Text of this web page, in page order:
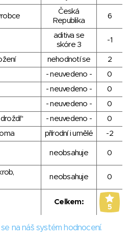
Česká
Republika
6
aditiva se
skóre 3
-1
nehodnotí se
2
- neuvedeno -
0
- neuvedeno -
0
- neuvedeno -
0
- neuvedeno -
0
přírodní i umělé
-2
neobsahuje 0
neobsahuje 0
Celkem:
5
na náš systém hodnocení.